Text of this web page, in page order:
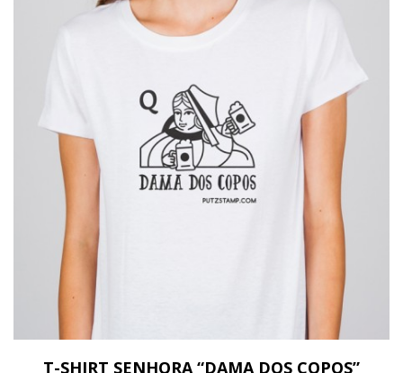
T-SHIRT SENHORA “DAMA DOS COPOS”